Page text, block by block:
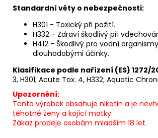
Standardní věty o nebezpečnosti:
H301 - Toxický při požití.
H332 - Zdraví škodlivý při
H412 - Škodlivý pro vodní
dlouhodobými účinky.
Klasifikace podle nařízení (ES) 1272/
3, H301; Acute Tox. 4, H332; Aquatic
Upozornění:
Tento výrobek obsahuje nikotin a je
těhotné ženy a kojící matky.
Zákaz prodeje osobám mladším 18 let.